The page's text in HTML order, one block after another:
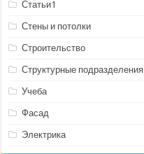
Статьи1
Стены и потолки
Строительство
Структурные подразделения
Учеба
Фасад
Электрика